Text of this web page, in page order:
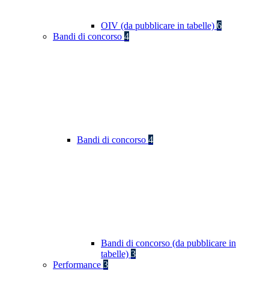
OIV (da pubblicare in tabelle) 6
Bandi di concorso 4
Bandi di concorso 4
Bandi di concorso (da pubblicare in
tabelle) 3
Performance 3